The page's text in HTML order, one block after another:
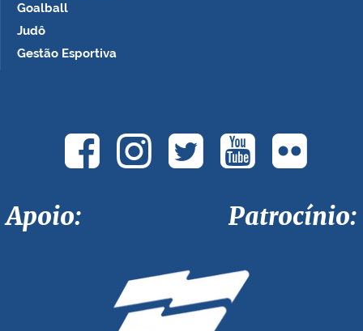
Goalball
Judô
Gestão Esportiva
Apoio: Patrocínio: